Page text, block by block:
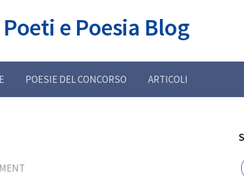
Poeti e Poesia Blog
POESIE DEL CONCORSO ARTICOLI